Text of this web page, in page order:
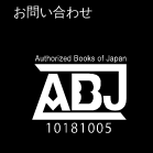
お問い合わせ